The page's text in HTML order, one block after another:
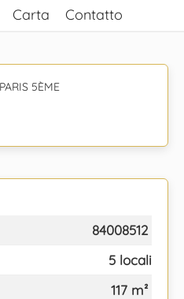
Carta Contatto
5ÈME
84008512
5 locali
117 m²